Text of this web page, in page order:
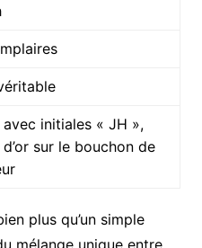
initiales « JH »,
sur le bouchon de
plus qu’un simple
mélange unique entre